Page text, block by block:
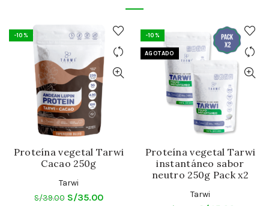
-10%
Proteína vegetal Tarwi
Cacao 250g
Tarwi
S/39.00 El
S/35.00El
-10%
AGOTADO
Proteína vegetal Tarwi
instantáneo sabor
neutro 250g Pack x2
Tarwi